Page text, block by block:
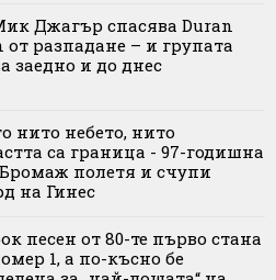
Джагър спасява Duran
от разпадане – и групата
заедно и до днес
нито небето, нито
са граница - 97-годишна
полетя и счупи
на Гинес
песен от 80-те първо стана
1, а по-късно бе